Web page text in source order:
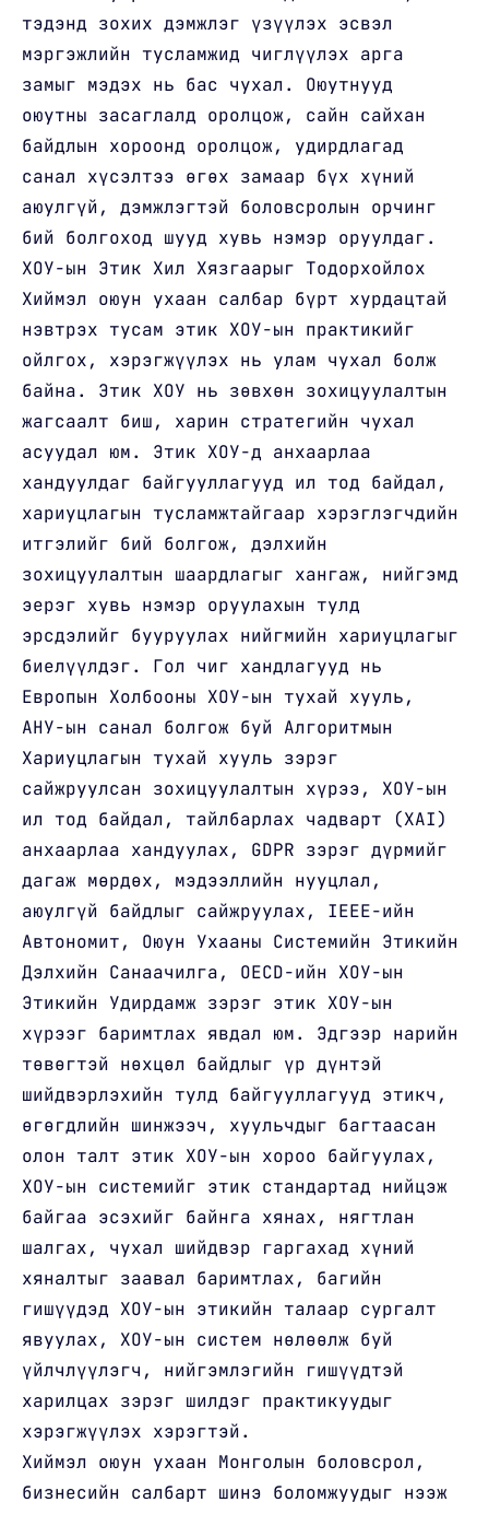
тэдэнд зохих дэмжлэг үзүүлэх эсвэл
мэргэжлийн тусламжид чиглүүлэх арга
замыг мэдэх нь бас чухал. Оюутнууд
оюутны засаглалд оролцож, сайн сайхан
байдлын хороонд оролцож, удирдлагад
санал хүсэлтээ өгөх замаар бүх хүний
аюулгүй, дэмжлэгтэй боловсролын орчинг
бий болгоход шууд хувь нэмэр оруулдаг.
ХОУ-ын Этик Хил Хязгаарыг Тодорхойлох
Хиймэл оюун ухаан салбар бүрт хурдацтай
нэвтрэх тусам этик ХОУ-ын практикийг
ойлгох, хэрэгжүүлэх нь улам чухал болж
байна. Этик ХОУ нь зөвхөн зохицуулалтын
жагсаалт биш, харин стратегийн чухал
асуудал юм. Этик ХОУ-д анхаарлаа
хандуулдаг байгууллагууд ил тод байдал,
хариуцлагын тусламжтайгаар хэрэглэгчдийн
итгэлийг бий болгож, дэлхийн
зохицуулалтын шаардлагыг хангаж, нийгэмд
эерэг хувь нэмэр оруулахын тулд
эрсдэлийг бууруулах нийгмийн хариуцлагыг
биелүүлдэг. Гол чиг хандлагууд нь
Европын Холбооны ХОУ-ын тухай хууль,
АНУ-ын санал болгож буй Алгоритмын
Хариуцлагын тухай хууль зэрэг
сайжруулсан зохицуулалтын хүрээ, ХОУ-ын
ил тод байдал, тайлбарлах чадварт (XAI)
анхаарлаа хандуулах, GDPR зэрэг дүрмийг
дагаж мөрдөх, мэдээллийн нууцлал,
аюулгүй байдлыг сайжруулах, IEEE-ийн
Автономит, Оюун Ухааны Системийн Этикийн
Дэлхийн Санаачилга, OECD-ийн ХОУ-ын
Этикийн Удирдамж зэрэг этик ХОУ-ын
хүрээг баримтлах явдал юм. Эдгээр нарийн
төвөгтэй нөхцөл байдлыг үр дүнтэй
шийдвэрлэхийн тулд байгууллагууд этикч,
өгөгдлийн шинжээч, хуульчдыг багтаасан
олон талт этик ХОУ-ын хороо байгуулах,
ХОУ-ын системийг этик стандартад нийцэж
байгаа эсэхийг байнга хянах, нягтлан
шалгах, чухал шийдвэр гаргахад хүний
хяналтыг заавал баримтлах, багийн
гишүүдэд ХОУ-ын этикийн талаар сургалт
явуулах, ХОУ-ын систем нөлөөлж буй
үйлчлүүлэгч, нийгэмлэгийн гишүүдтэй
харилцах зэрэг шилдэг практикуудыг
хэрэгжүүлэх хэрэгтэй.
Хиймэл оюун ухаан Монголын боловсрол,
бизнесийн салбарт шинэ боломжуудыг нээж